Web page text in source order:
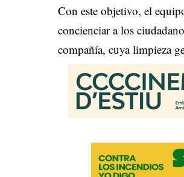
Con este objetivo, el
concienciar a los
compañía, cuya limpieza